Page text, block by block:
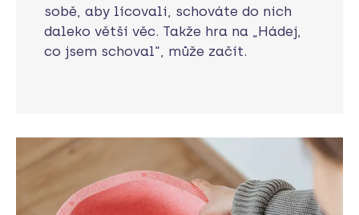
sobě, aby lícovali, schováte do nich
daleko větší věc. Takže hra na „Hádej,
co jsem schoval“, může začít.